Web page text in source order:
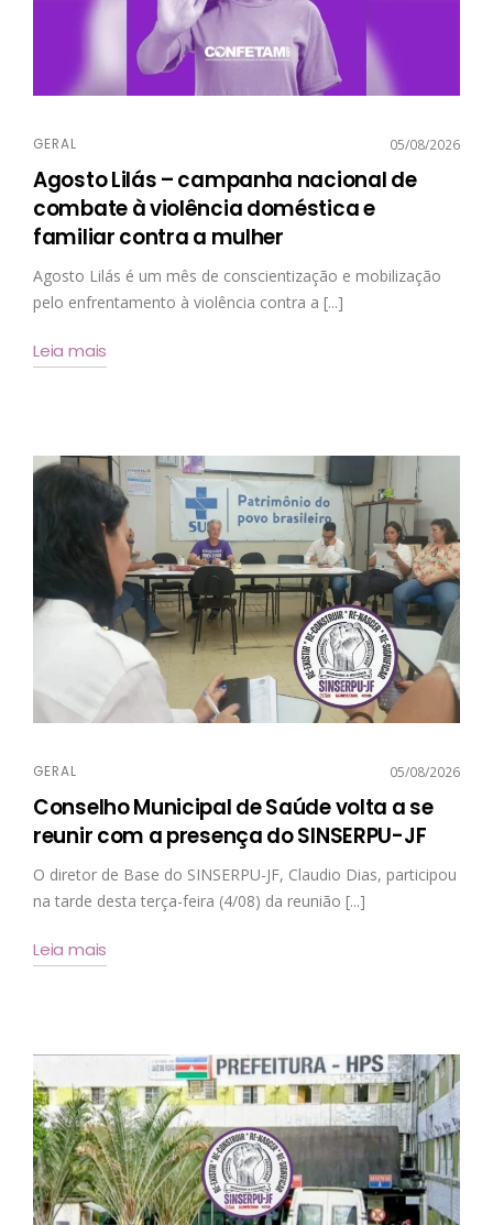
GERAL 05/08/2026
Agosto Lilás – campanha nacional de
combate à violência doméstica e
familiar contra a mulher
Agosto Lilás é um mês de conscientização e mobilização
pelo enfrentamento à violência contra a [...]
Leia mais
GERAL 05/08/2026
Conselho Municipal de Saúde volta a se
reunir com a presença do SINSERPU-JF
O diretor de Base do SINSERPU-JF, Claudio Dias, participou
na tarde desta terça-feira (4/08) da reunião [...]
Leia mais